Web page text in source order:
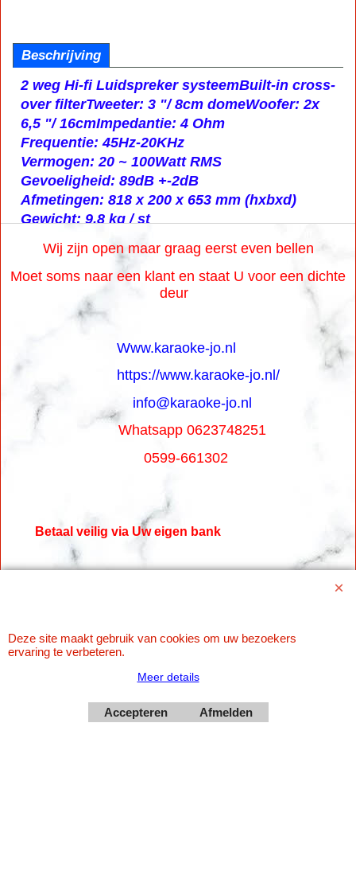
Beschrijving
2 weg Hi-fi Luidspreker systeemBuilt-in cross-
over filterTweeter: 3 "/ 8cm domeWoofer: 2x
6,5 "/ 16cmImpedantie: 4 Ohm
Frequentie: 45Hz-20KHz
Vermogen: 20 ~ 100Watt RMS
Gevoeligheid: 89dB +-2dB
Afmetingen: 818 x 200 x 653 mm (hxbxd)
Gewicht: 9,8 kg / st
Wij zijn open maar graag eerst even bellen
Moet soms naar een klant en staat U voor een dichte
deur
Www.karaoke-jo.nl
https://www.karaoke-jo.nl/
info@karaoke-jo.nl
Whatsapp 0623748251
0599-661302
Betaal veilig via Uw eigen bank
Webwinkel gemaakt met
Deze site maakt gebruik van cookies om uw bezoekers
ervaring te verbeteren.
Meer details
Accepteren Afmelden